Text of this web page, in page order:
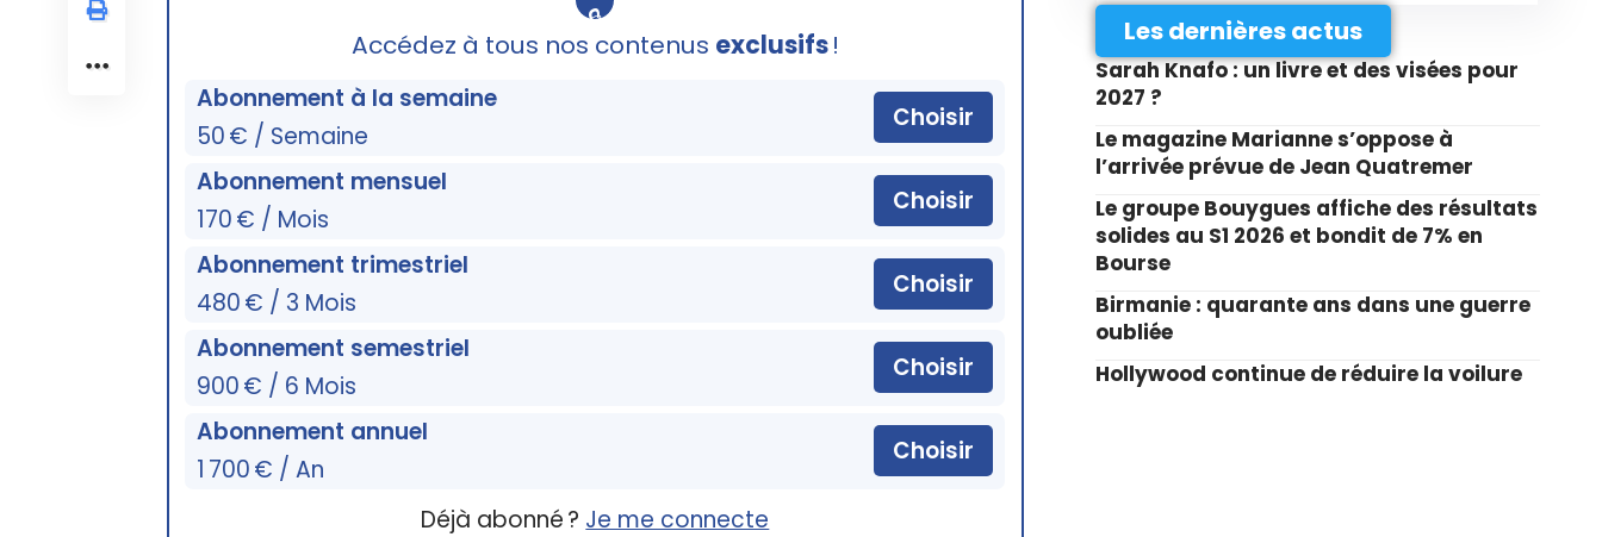
🔒
Accédez à tous nos contenus exclusifs!
Abonnement à la semaine
50 € / Semaine
Choisir
Abonnement mensuel
170 € / Mois
Choisir
Abonnement trimestriel
480 € / 3 Mois
Choisir
Abonnement semestriel
900 € / 6 Mois
Choisir
Abonnement annuel
1 700 € / An
Choisir
Déjà abonné ? Je me connecte
Les dernières actus
Sarah Knafo : un livre et des visées pour
2027 ?
Le magazine Marianne s’oppose à
l’arrivée prévue de Jean Quatremer
Le groupe Bouygues affiche des résultats
solides au S1 2026 et bondit de 7% en
Bourse
Birmanie : quarante ans dans une guerre
oubliée
Hollywood continue de réduire la voilure